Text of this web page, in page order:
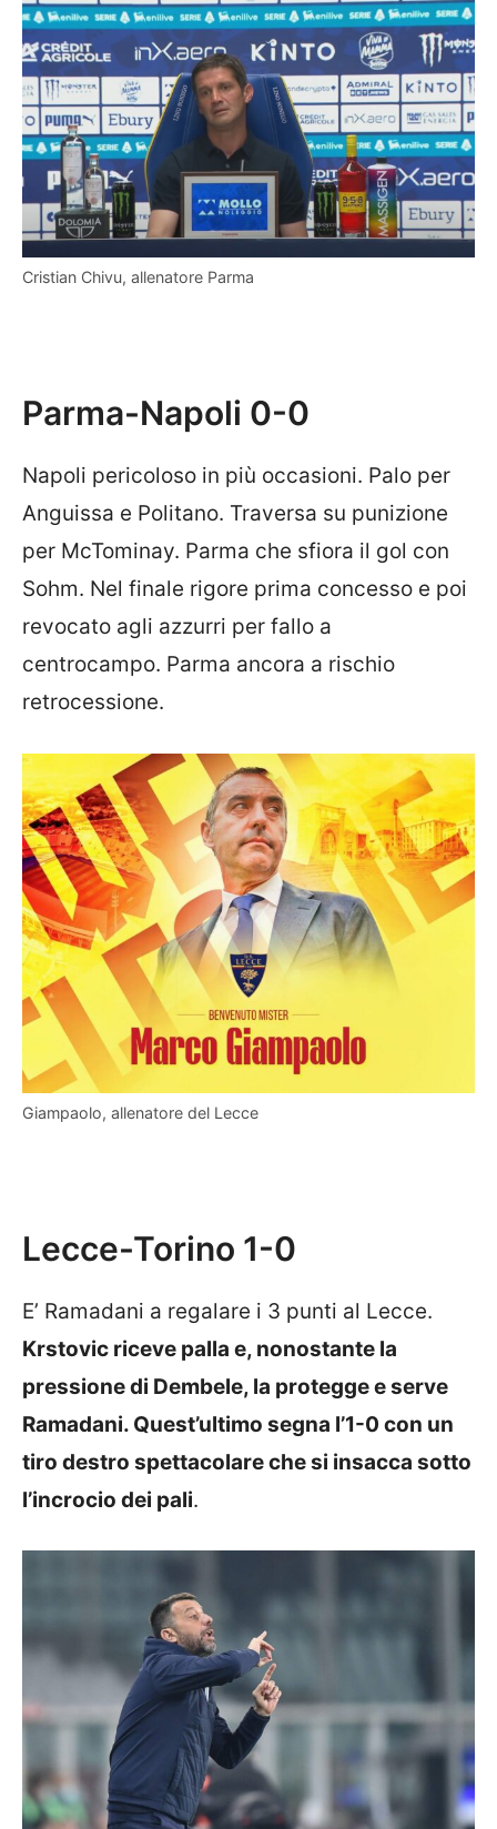
Cristian Chivu, allenatore Parma
Parma-Napoli 0-0
Napoli pericoloso in più occasioni. Palo per
Anguissa e Politano. Traversa su punizione
per McTominay. Parma che sfiora il gol con
Sohm. Nel finale rigore prima concesso e poi
revocato agli azzurri per fallo a
centrocampo. Parma ancora a rischio
retrocessione.
Giampaolo, allenatore del Lecce
Lecce-Torino 1-0
E’ Ramadani a regalare i 3 punti al Lecce.
Krstovic riceve palla e, nonostante la
pressione di Dembele, la protegge e serve
Ramadani. Quest’ultimo segna l’1-0 con un
tiro destro spettacolare che si insacca sotto
l’incrocio dei pali.